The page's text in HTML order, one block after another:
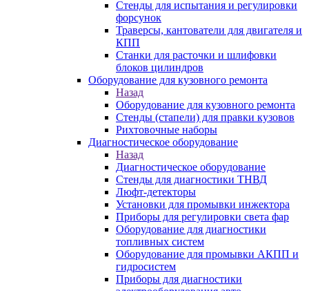
Стенды для испытания и регулировки
форсунок
Траверсы, кантователи для двигателя и
КПП
Станки для расточки и шлифовки
блоков цилиндров
Оборудование для кузовного ремонта
Назад
Оборудование для кузовного ремонта
Стенды (стапели) для правки кузовов
Рихтовочные наборы
Диагностическое оборудование
Назад
Диагностическое оборудование
Стенды для диагностики ТНВД
Люфт-детекторы
Установки для промывки инжектора
Приборы для регулировки света фар
Оборудование для диагностики
топливных систем
Оборудование для промывки АКПП и
гидросистем
Приборы для диагностики